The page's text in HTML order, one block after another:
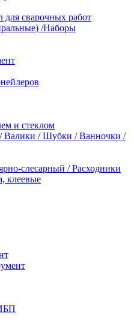
для сварочных работ
/Наборы
и стеклом
Валики / Шубки / Ванночки /
слесарный / Расходники
клеевые